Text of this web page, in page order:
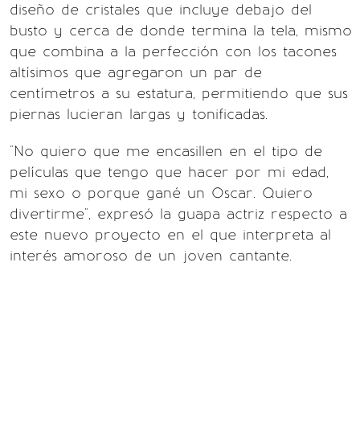
diseño de cristales que incluye debajo del
busto y cerca de donde termina la tela, mismo
que combina a la perfección con los tacones
altísimos que agregaron un par de
centímetros a su estatura, permitiendo que sus
piernas lucieran largas y tonificadas.
"No quiero que me encasillen en el tipo de
películas que tengo que hacer por mi edad,
mi sexo o porque gané un Oscar. Quiero
divertirme", expresó la guapa actriz respecto a
este nuevo proyecto en el que interpreta al
interés amoroso de un joven cantante.